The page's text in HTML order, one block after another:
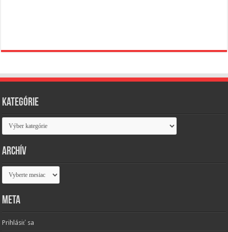
Kategórie
Kategórie
Archív
Archív
Meta
Prihlásiť sa